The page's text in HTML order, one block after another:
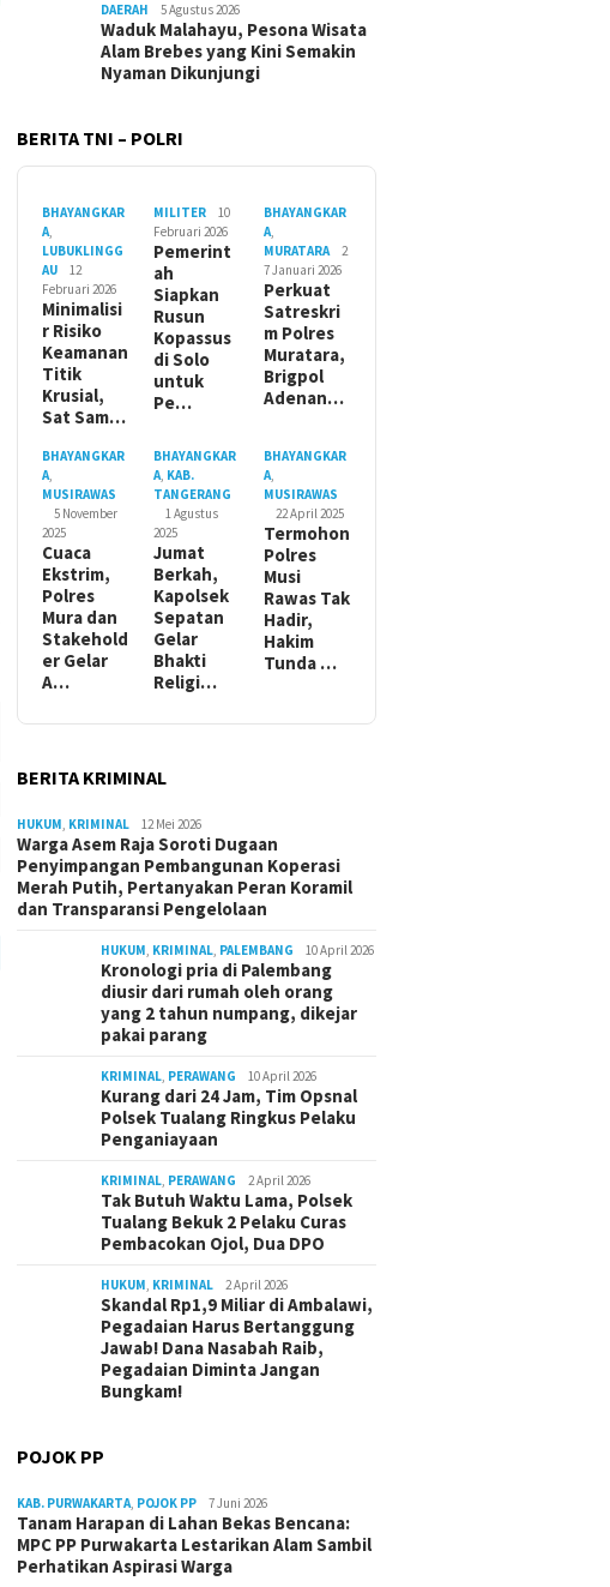
DAERAH 5 Agustus 2026
Waduk Malahayu, Pesona Wisata
Alam Brebes yang Kini Semakin
Nyaman Dikunjungi
BERITA TNI – POLRI
BHAYANGKAR
A,
LUBUKLINGG
AU
12
Februari 2026
Minimalisi
r Risiko
Keamanan
Titik
Krusial,
Sat Sam…
MILITER
10
Februari 2026
Pemerint
ah
Siapkan
Rusun
Kopassus
di Solo
untuk
Pe…
BHAYANGKAR
A,
MURATARA
2
7 Januari 2026
Perkuat
Satreskri
m Polres
Muratara,
Brigpol
Adenan…
BHAYANGKAR
A,
MUSIRAWAS
5 November
2025
Cuaca
Ekstrim,
Polres
Mura dan
Stakehold
er Gelar
A…
BHAYANGKAR
A, KAB.
TANGERANG
1 Agustus
2025
Jumat
Berkah,
Kapolsek
Sepatan
Gelar
Bhakti
Religi…
BHAYANGKAR
A,
MUSIRAWAS
22 April 2025
Termohon
Polres
Musi
Rawas Tak
Hadir,
Hakim
Tunda …
BERITA KRIMINAL
HUKUM, KRIMINAL 12 Mei 2026
Warga Asem Raja Soroti Dugaan
Penyimpangan Pembangunan Koperasi
Merah Putih, Pertanyakan Peran Koramil
dan Transparansi Pengelolaan
HUKUM, KRIMINAL, PALEMBANG 10 April 2026
Kronologi pria di Palembang
diusir dari rumah oleh orang
yang 2 tahun numpang, dikejar
pakai parang
KRIMINAL, PERAWANG 10 April 2026
Kurang dari 24 Jam, Tim Opsnal
Polsek Tualang Ringkus Pelaku
Penganiayaan
KRIMINAL, PERAWANG 2 April 2026
Tak Butuh Waktu Lama, Polsek
Tualang Bekuk 2 Pelaku Curas
Pembacokan Ojol, Dua DPO
HUKUM, KRIMINAL 2 April 2026
Skandal Rp1,9 Miliar di Ambalawi,
Pegadaian Harus Bertanggung
Jawab! Dana Nasabah Raib,
Pegadaian Diminta Jangan
Bungkam!
POJOK PP
KAB. PURWAKARTA, POJOK PP 7 Juni 2026
Tanam Harapan di Lahan Bekas Bencana:
MPC PP Purwakarta Lestarikan Alam Sambil
Perhatikan Aspirasi Warga